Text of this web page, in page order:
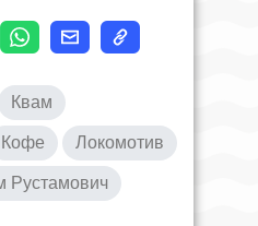
Квам
Кофе Локомотив
Рустамович